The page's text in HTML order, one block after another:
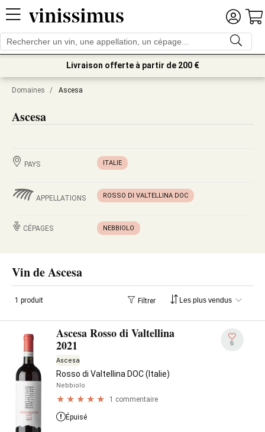
Livraison offerte à partir de 200 €
Domaines / Ascesa
Ascesa
PAYS ITALIE
APPELLATIONS ROSSO DI VALTELLINA DOC
CÉPAGES NEBBIOLO
Vin de Ascesa
1 produit Filtrer
Ascesa Rosso di Valtellina
2021
Ascesa
Rosso di Valtellina DOC (Italie)
Nebbiolo
1 commentaire
6
Épuisé